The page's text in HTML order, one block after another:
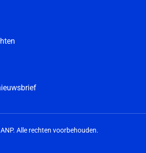
Alle rechten voorbehouden.